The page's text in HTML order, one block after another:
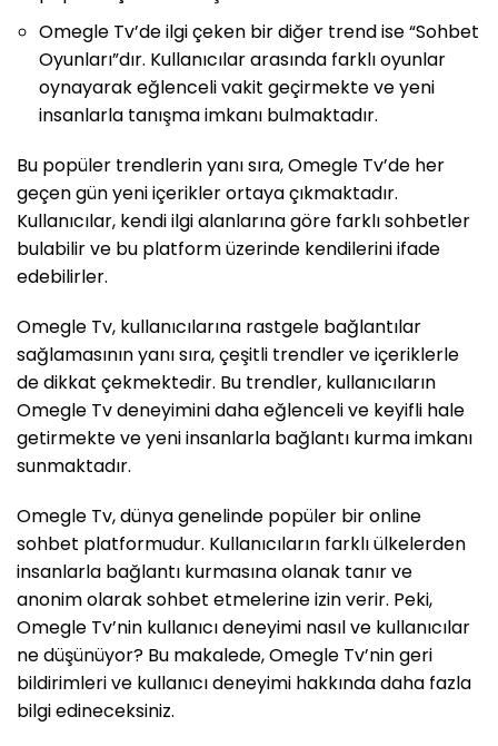
Omegle Tv’de ilgi çeken bir diğer trend ise “Sohbet
Oyunları”dır. Kullanıcılar arasında farklı oyunlar
oynayarak eğlenceli vakit geçirmekte ve yeni
insanlarla tanışma imkanı bulmaktadır.
Bu popüler trendlerin yanı sıra, Omegle Tv’de her
geçen gün yeni içerikler ortaya çıkmaktadır.
Kullanıcılar, kendi ilgi alanlarına göre farklı sohbetler
bulabilir ve bu platform üzerinde kendilerini ifade
edebilirler.
Omegle Tv, kullanıcılarına rastgele bağlantılar
sağlamasının yanı sıra, çeşitli trendler ve içeriklerle
de dikkat çekmektedir. Bu trendler, kullanıcıların
Omegle Tv deneyimini daha eğlenceli ve keyifli hale
getirmekte ve yeni insanlarla bağlantı kurma imkanı
sunmaktadır.
Omegle Tv, dünya genelinde popüler bir online
sohbet platformudur. Kullanıcıların farklı ülkelerden
insanlarla bağlantı kurmasına olanak tanır ve
anonim olarak sohbet etmelerine izin verir. Peki,
Omegle Tv’nin kullanıcı deneyimi nasıl ve kullanıcılar
ne düşünüyor? Bu makalede, Omegle Tv’nin geri
bildirimleri ve kullanıcı deneyimi hakkında daha fazla
bilgi edineceksiniz.